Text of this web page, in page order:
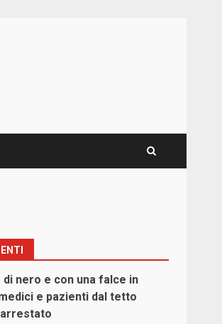
nero e con una falce in
e pazienti dal tetto
arrestato